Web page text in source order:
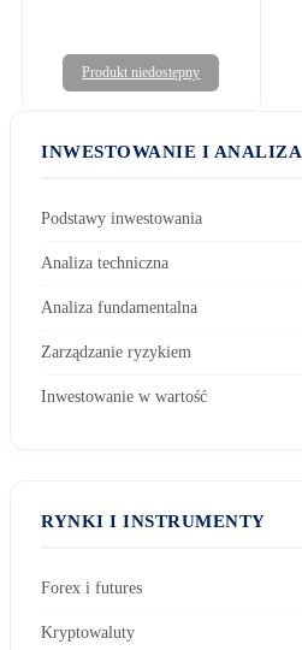
Produkt niedostępny
INWESTOWANIE I ANALIZA
Podstawy inwestowania
Analiza techniczna
Analiza fundamentalna
Zarządzanie ryzykiem
Inwestowanie w wartość
RYNKI I INSTRUMENTY
Forex i futures
Kryptowaluty